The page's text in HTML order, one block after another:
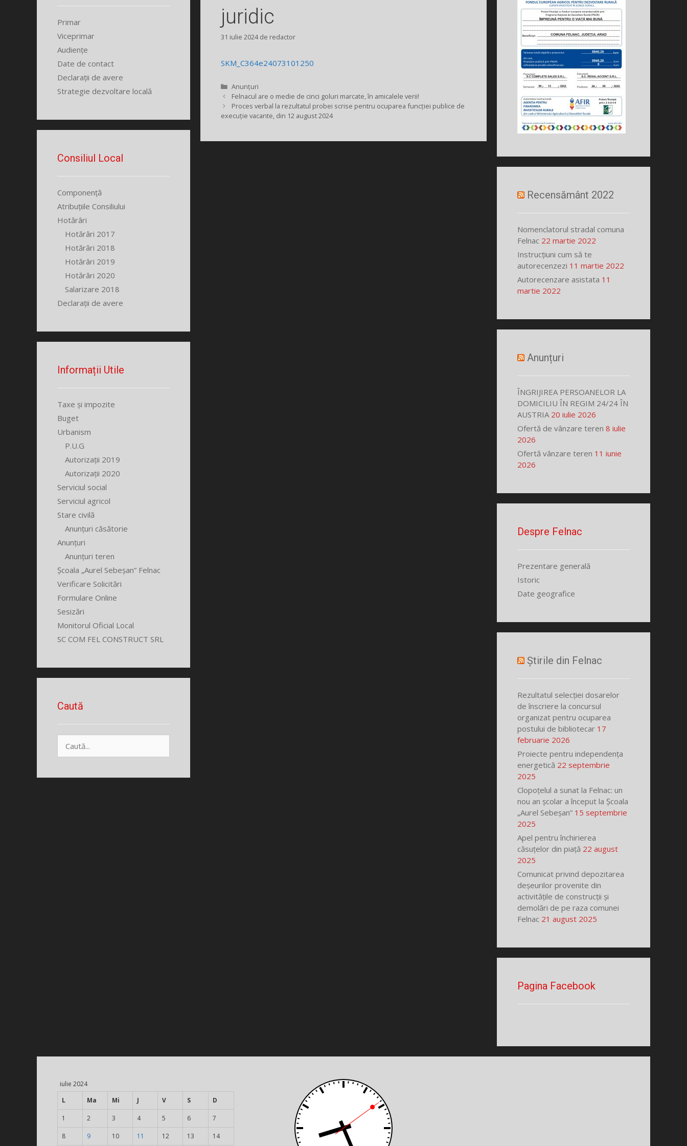
juridic
31 iulie 2024 de redactor
SKM_C364e24073101250
Categorii
Anunțuri
Felnacul are o medie de cinci goluri marcate, în amicalele verii!
Proces verbal la rezultatul probei scrise pentru ocuparea funcției publice de
execuție vacante, din 12 august 2024
Primar
Viceprimar
Audiențe
Date de contact
Declarații de avere
Strategie dezvoltare locală
Consiliul Local
Componență
Atribuțiile Consiliului
Hotărâri
Hotărâri 2017
Hotărâri 2018
Hotărâri 2019
Hotărâri 2020
Salarizare 2018
Declarații de avere
Informații Utile
Taxe și impozite
Buget
Urbanism
P.U.G
Autorizații 2019
Autorizații 2020
Serviciul social
Serviciul agricol
Stare civilă
Anunțuri căsătorie
Anunțuri
Anunțuri teren
Școala „Aurel Sebeșan” Felnac
Verificare Solicitări
Formulare Online
Sesizări
Monitorul Oficial Local
SC COM FEL CONSTRUCT SRL
Caută
după:
Recensământ 2022
Nomenclatorul stradal comuna
Felnac 22 martie 2022
Instrucțiuni cum să te
autorecenzezi 11 martie 2022
Autorecenzare asistata 11
martie 2022
Anunțuri
ÎNGRIJIREA PERSOANELOR LA
DOMICILIU ÎN REGIM 24/24 ÎN
AUSTRIA 20 iulie 2026
Ofertă de vânzare teren 8 iulie
2026
Ofertă vânzare teren 11 iunie
2026
Despre Felnac
Prezentare generală
Istoric
Date geografice
Știrile din Felnac
Rezultatul selecției dosarelor
de înscriere la concursul
organizat pentru ocuparea
postului de bibliotecar 17
februarie 2026
Proiecte pentru independența
energetică 22 septembrie
2025
Clopoțelul a sunat la Felnac: un
nou an școlar a început la Școala
„Aurel Sebeșan” 15 septembrie
2025
Apel pentru închirierea
căsuțelor din piață 22 august
2025
Comunicat privind depozitarea
deșeurilor provenite din
activitățile de construcții și
demolări de pe raza comunei
Felnac 21 august 2025
Pagina Facebook
iulie 2024
L
Ma Mi J V S D
1 2 3 4 5 6 7
8 9 10 11 12 13 14